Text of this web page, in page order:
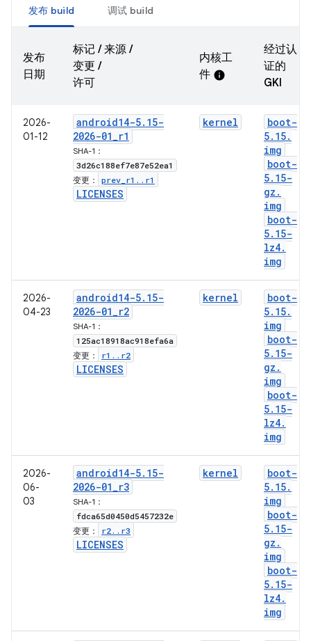
发布 build 调试 build
发布
日期
标记 / 来源 /
变更 /
许可
内核工
件 info
经过认
证的
GKI
2026-
01-12
android14-5. 15-
2026-01_r1
SHA-1：
3d26c188ef7e87e52ea1
变更： prev r1 . . r1
LICENSES
kernel
boot-
5. 15.
img
boot-
5. 15-
gz .
img
boot-
5. 15-
lz4.
img
2026-
04-23
android14-5. 15-
2026-01_r2
SHA-1：
125ac18918ac918efa6a
变更： r1 . . r2
LICENSES
kernel
boot-
5. 15.
img
boot-
5. 15-
gz .
img
boot-
5. 15-
lz4.
img
2026-
06-
03
android14-5. 15-
2026-01_r3
SHA-1：
fdca65d0450d5457232e
变更： r2. . r3
LICENSES
kernel
boot-
5. 15.
img
boot-
5. 15-
gz .
img
boot-
5. 15-
lz4.
img